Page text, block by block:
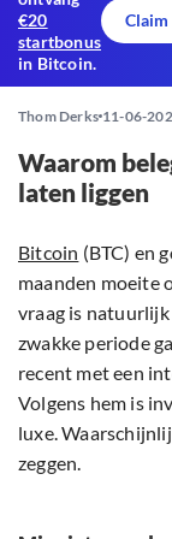
€20
startbonus
in Bitcoin.
Thom Derks 11-06-
Waarom
laten liggen
Bitcoin (BTC) en
maanden moeite
vraag is natuurlijk
zwakke periode
recent met een
Volgens hem is
luxe.
zeggen.